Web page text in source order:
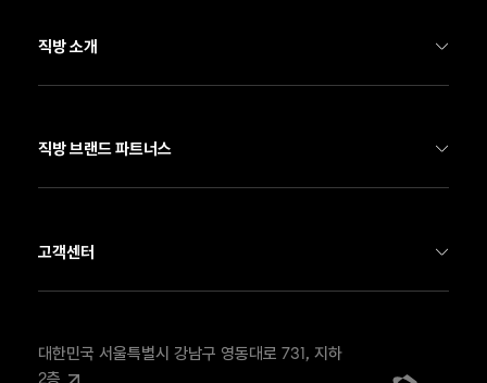
직방 소개
기업 소개
직방 부동산 서비스
직방 스마트홈
Soma
뉴스룸
채용
직방 브랜드 파트너스
네모
온하우스
우주
고객센터
FAX 02-568-4908
EMAIL contact@zigbang.com
대한민국 서울특별시 강남구 영동대로 731, 지하
2층